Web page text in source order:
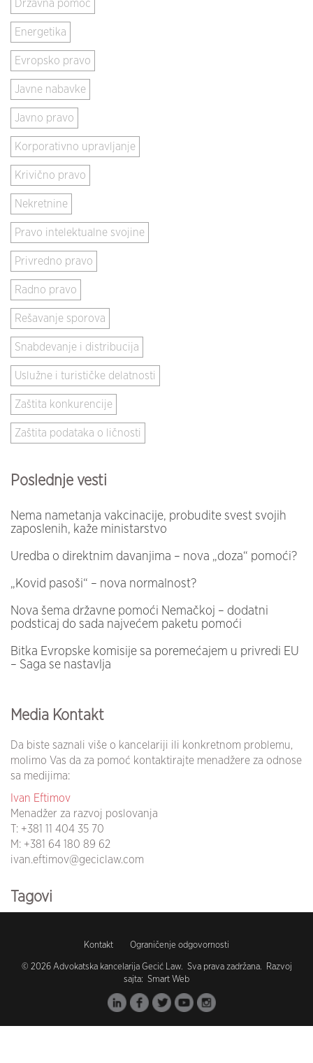
Državna pomoć
Energetika
Evropsko pravo
Javne nabavke
Javno pravo
Korporativno upravljanje
Krivično pravo
Nekretnine
Pravo intelektualne svojine
Privredno pravo
Radno pravo
Rešavanje sporova
Snabdevanje i distribucija
Uslužne i turističke delatnosti
Zaštita konkurencije
Zaštita podataka o ličnosti
Poslednje vesti
Nema nametanja vakcinacije, probudite svest svojih
zaposlenih, kaže ministarstvo
Uredba o direktnim davanjima – nova „doza“ pomoći?
„Kovid pasoši“ – nova normalnost?
Nova šema državne pomoći Nemačkoj – dodatni
podsticaj do sada najvećem paketu pomoći
Bitka Evropske komisije sa poremećajem u privredi EU
– Saga se nastavlja
Media Kontakt
Da biste saznali više o kancelariji ili konkretnom problemu,
molimo Vas da za pomoć kontaktirajte menadžere za odnose
sa medijima:
Ivan Eftimov
Menadžer za razvoj poslovanja
T: +381 11 404 35 70
M: +381 64 180 89 62
ivan.eftimov@geciclaw.com
Tagovi
Kontakt Ograničenje odgovornosti
© 2026 Advokatska kancelarija Gecić Law. Sva prava zadržana. Razvoj
sajta: Smart Web